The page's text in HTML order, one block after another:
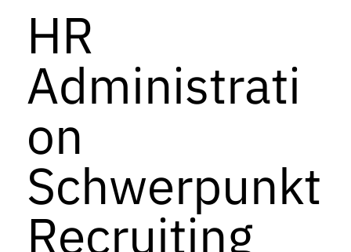
HR
Administrati
on
Schwerpunkt
Recruiting